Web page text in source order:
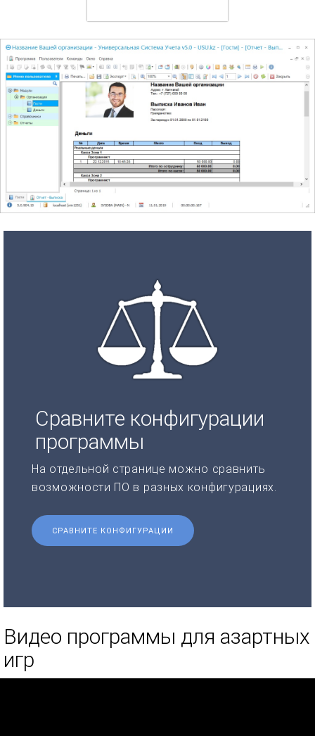
Сравните конфигурации
программы
На отдельной странице можно сравнить
возможности ПО в разных конфигурациях.
СРАВНИТЕ КОНФИГУРАЦИИ
Видео программы для азартных
игр